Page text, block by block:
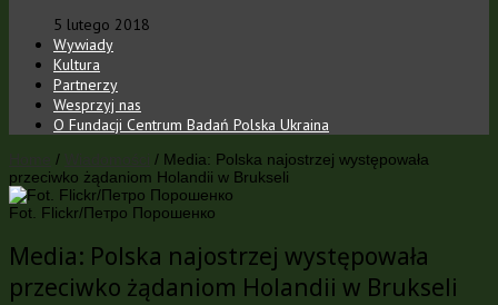
5 lutego 2018
Wywiady
Kultura
Partnerzy
Wesprzyj nas
O Fundacji Centrum Badań Polska Ukraina
/ / Media: Polska najostrzej występowała
przeciwko żądaniom Holandii w Brukseli
Fot. Flickr/Петро Порошенко
Media: Polska najostrzej występowała
przeciwko żądaniom Holandii w Brukseli